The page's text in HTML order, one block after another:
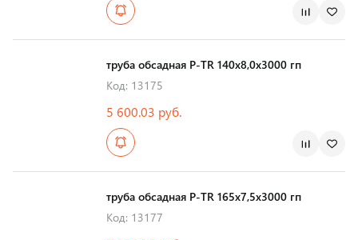
труба обсадная Р-TR 140х8,0х3000 гп
Код: 13175
5 600.03 руб.
труба обсадная Р-TR 165х7,5х3000 гп
Код: 13177